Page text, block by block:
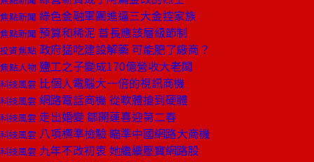
焦點新聞 綠色金融軍團進逼三大金控家族
焦點新聞 預算和稀泥 首長應該層級節制
投資焦點 政府猛吃建設解藥 可能肥了廠商？
焦點人物 鹽工之子變成170億營收大老闆
科技風雲 比個人電腦大一倍的視訊商機
科技風雲 網路電話商機 從軟體搶到硬體
科技風雲 走出婚變 鄒開蓮喜迎第二春
科技風雲 八項標準檢驗 瞄準中國網路大商機
科技風雲 九年不改初衷 她繼續壓寶網路股